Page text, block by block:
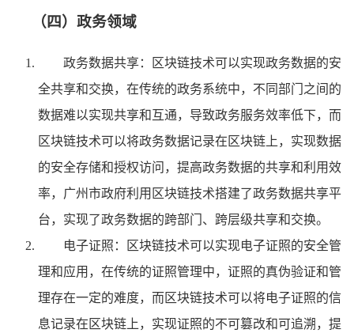
（四）政务领域
政务数据共享：区块链技术可以实现政务数据的安
全共享和交换，在传统的政务系统中，不同部门之间的
数据难以实现共享和互通，导致政务服务效率低下，而
区块链技术可以将政务数据记录在区块链上，实现数据
的安全存储和授权访问，提高政务数据的共享和利用效
率，广州市政府利用区块链技术搭建了政务数据共享平
台，实现了政务数据的跨部门、跨层级共享和交换。
电子证照：区块链技术可以实现电子证照的安全管
理和应用，在传统的证照管理中，证照的真伪验证和管
理存在一定的难度，而区块链技术可以将电子证照的信
息记录在区块链上，实现证照的不可篡改和可追溯，提